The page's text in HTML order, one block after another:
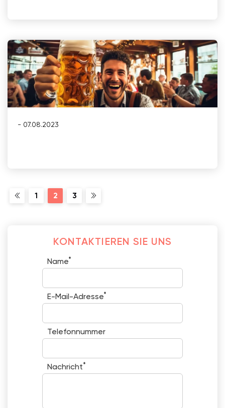
- 07.08.2023
1 2 3
KONTAKTIEREN SIE UNS
Name*
E-Mail-Adresse*
Telefonnummer
Nachricht*